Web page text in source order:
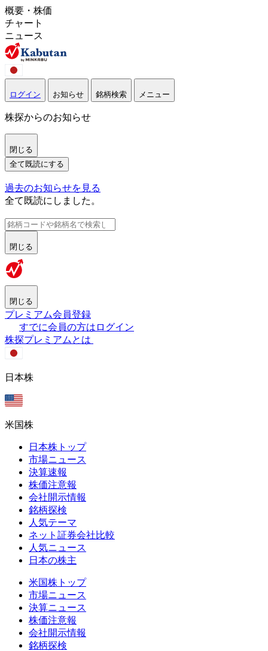
概要・株価
チャート
ニュース
ログイン お知らせ 銘柄検索 メニュー
株探からのお知らせ
閉じる
全て既読にする
過去のお知らせを見る
全て既読にしました。
閉じる
閉じる
プレミアム会員登録
すでに会員の方はログイン
株探プレミアムとは
日本株
米国株
日本株トップ
市場ニュース
決算速報
株価注意報
会社開示情報
銘柄探検
人気テーマ
ネット証券会社比較
人気ニュース
日本の株主
米国株トップ
市場ニュース
決算ニュース
株価注意報
会社開示情報
銘柄探検